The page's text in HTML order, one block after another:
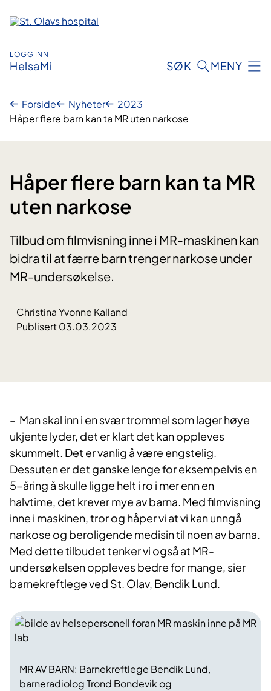
innhold
LOGG INN
HelsaMi SØK MENY
Forside Nyheter
2023
Håper flere barn kan ta MR uten narkose
Håper flere barn kan ta MR
uten narkose
Tilbud om filmvisning inne i MR-maskinen kan
bidra til at færre barn trenger narkose under
MR-undersøkelse.
Christina Yvonne Kalland
Publisert 03.03.2023
– Man skal inn i en svær trommel som lager høye
ukjente lyder, det er klart det kan oppleves
skummelt. Det er vanlig å være engstelig.
Dessuten er det ganske lenge for eksempelvis en
5-åring å skulle ligge helt i ro i mer enn en
halvtime, det krever mye av barna. Med filmvisning
inne i maskinen, tror og håper vi at vi kan unngå
narkose og beroligende medisin til noen av barna.
Med dette tilbudet tenker vi også at MR-
undersøkelsen oppleves bedre for mange, ​sier
barnekreftlege ved St. Olav, Bendik Lund.
MR AV BARN: Barnekreftlege Bendik Lund,
barneradiolog Trond Bondevik og